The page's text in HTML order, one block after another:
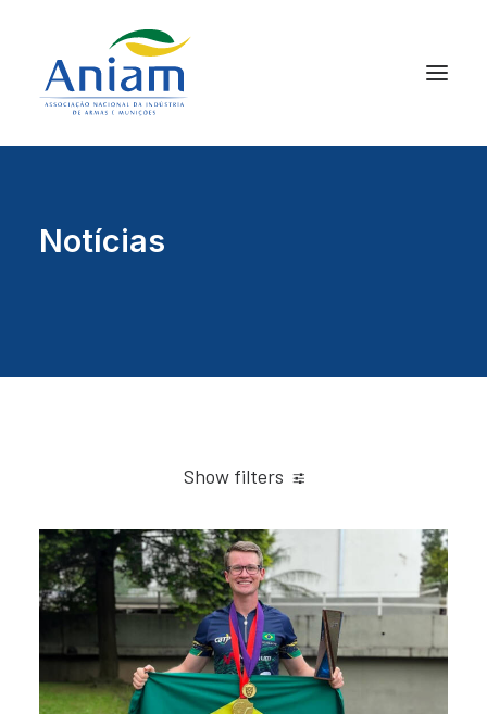
Notícias
Show filters